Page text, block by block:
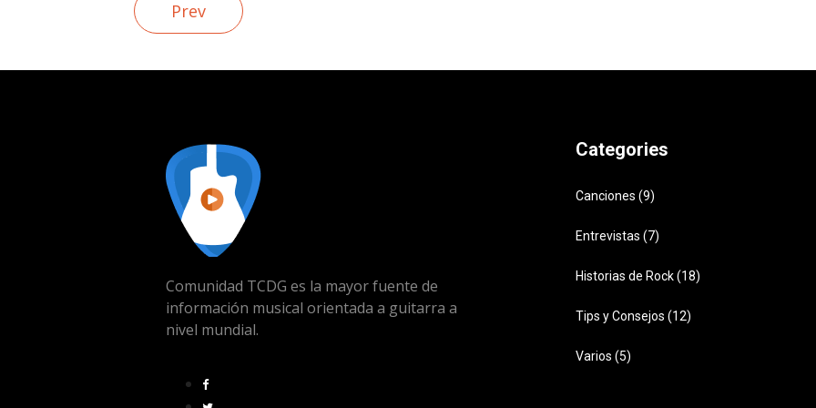
Prev
Comunidad TCDG es la mayor fuente de
información musical orientada a guitarra a
nivel mundial.
Categories
Canciones (9)
Entrevistas (7)
Historias de Rock (18)
Tips y Consejos (12)
Varios (5)